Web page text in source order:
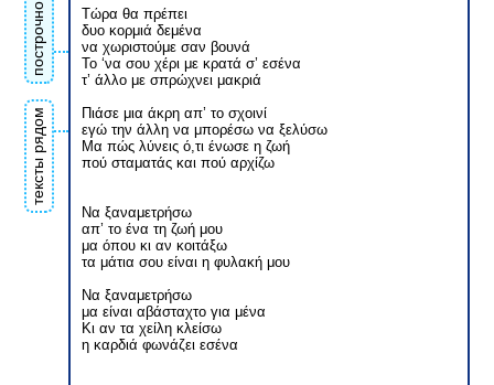
построчно
тексты рядом
Τώρα θα πρέπει
δυο κορμιά δεμένα
να χωριστούμε σαν βουνά
Το ‘να σου χέρι με κρατά σ’ εσένα
τ’ άλλο με σπρώχνει μακριά
Πιάσε μια άκρη απ’ το σχοινί
εγώ την άλλη να μπορέσω να ξελύσω
Μα πώς λύνεις ό,τι ένωσε η ζωή
πού σταματάς και πού αρχίζω
Να ξαναμετρήσω
απ’ το ένα τη ζωή μου
μα όπου κι αν κοιτάξω
τα μάτια σου είναι η φυλακή μου
Να ξαναμετρήσω
μα είναι αβάσταχτο για μένα
Κι αν τα χείλη κλείσω
η καρδιά φωνάζει εσένα